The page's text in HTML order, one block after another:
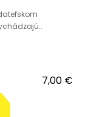
7,00 €